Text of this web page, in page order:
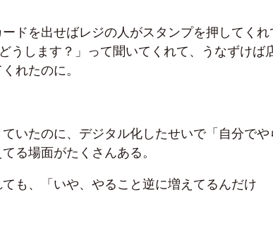
ドを出せばレジの人がスタンプを押してくれ
うします？」って聞いてくれて、うなずけば
れたのに。
いたのに、デジタル化したせいで「自分でや
る場面がたくさんある。
も、「いや、やること逆に増えてるんだけ